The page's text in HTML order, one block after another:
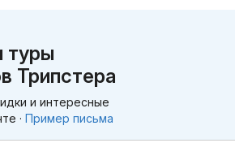
туры
Трипстера
и интересные
· Пример письма